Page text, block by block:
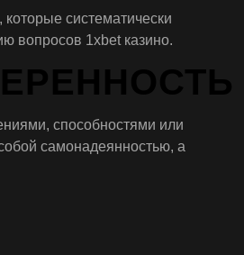
систематически
вопросов 1xbet казино.
способностями или
самонадеянностью, а